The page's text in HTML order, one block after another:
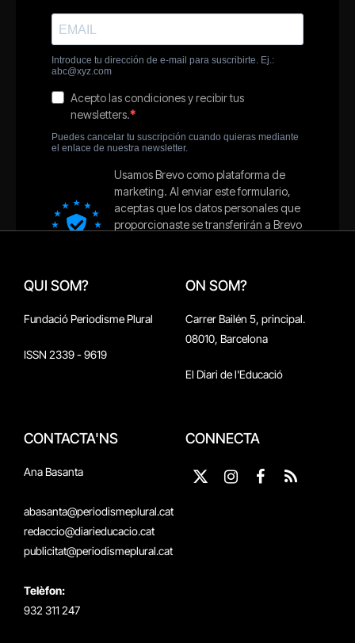
QUI SOM?
Fundació Periodisme Plural
ISSN 2339 - 9619
ON SOM?
Carrer Bailén 5, principal.
08010, Barcelona
El Diari de l'Educació
CONTACTA'NS
Ana Basanta
abasanta@periodismeplural.cat
redaccio@diarieducacio.cat
publicitat@periodismeplural.cat
Telèfon:
932 311 247
CONNECTA
X
Instagram
Facebook
RSS